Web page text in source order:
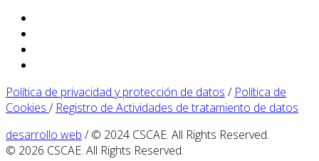
Política de privacidad y protección de datos / Política de
Cookies / Registro de Actividades de tratamiento de datos
desarrollo web / © 2024 CSCAE. All Rights Reserved.
© 2026 CSCAE. All Rights Reserved.